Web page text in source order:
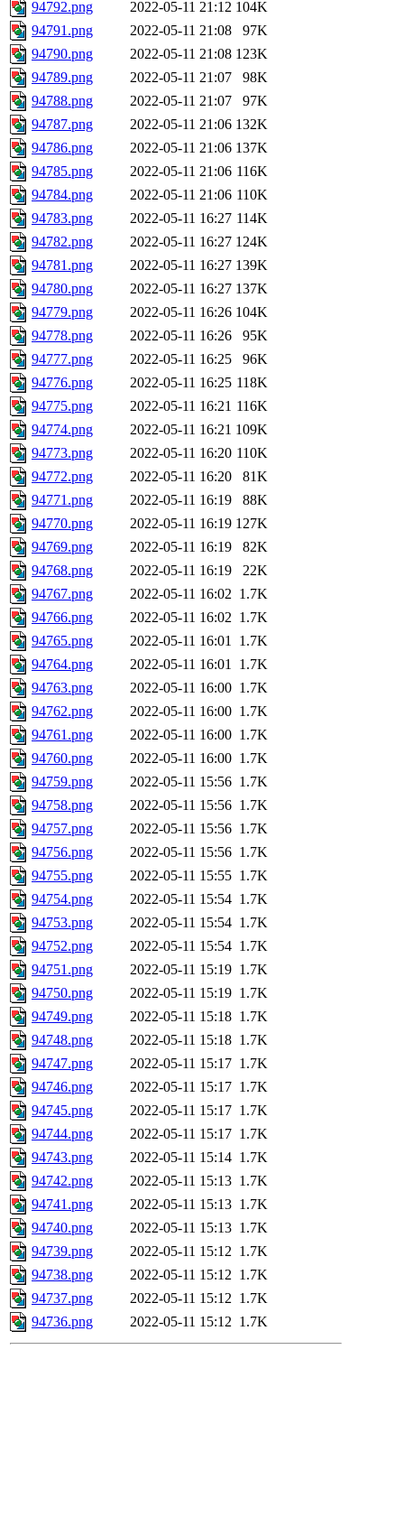
94792.png 2022-05-11 21:12 104K
94791.png
2022-05-11 21:08
97K
94790.png
2022-05-11 21:08 123K
94789.png
2022-05-11 21:07
98K
94788.png
2022-05-11 21:07
97K
94787.png
2022-05-11 21:06 132K
94786.png
2022-05-11 21:06 137K
94785.png
2022-05-11 21:06 116K
94784.png
2022-05-11 21:06 110K
94783.png
2022-05-11 16:27 114K
94782.png
2022-05-11 16:27 124K
94781.png
2022-05-11 16:27 139K
94780.png
2022-05-11 16:27 137K
94779.png
2022-05-11 16:26 104K
94778.png
2022-05-11 16:26
95K
94777.png
2022-05-11 16:25
96K
94776.png
2022-05-11 16:25 118K
94775.png
2022-05-11 16:21 116K
94774.png
2022-05-11 16:21 109K
94773.png
2022-05-11 16:20 110K
94772.png
2022-05-11 16:20
81K
94771.png
2022-05-11 16:19
88K
94770.png
2022-05-11 16:19 127K
94769.png
2022-05-11 16:19
82K
94768.png
2022-05-11 16:19
22K
94767.png
2022-05-11 16:02 1.7K
94766.png
2022-05-11 16:02 1.7K
94765.png
2022-05-11 16:01 1.7K
94764.png
2022-05-11 16:01 1.7K
94763.png
2022-05-11 16:00 1.7K
94762.png
2022-05-11 16:00 1.7K
94761.png
2022-05-11 16:00 1.7K
94760.png
2022-05-11 16:00 1.7K
94759.png
2022-05-11 15:56 1.7K
94758.png
2022-05-11 15:56 1.7K
94757.png
2022-05-11 15:56 1.7K
94756.png
2022-05-11 15:56 1.7K
94755.png
2022-05-11 15:55 1.7K
94754.png
2022-05-11 15:54 1.7K
94753.png
2022-05-11 15:54 1.7K
94752.png
2022-05-11 15:54 1.7K
94751.png
2022-05-11 15:19 1.7K
94750.png
2022-05-11 15:19 1.7K
94749.png
2022-05-11 15:18 1.7K
94748.png
2022-05-11 15:18 1.7K
94747.png
2022-05-11 15:17 1.7K
94746.png
2022-05-11 15:17 1.7K
94745.png
2022-05-11 15:17 1.7K
94744.png
2022-05-11 15:17 1.7K
94743.png
2022-05-11 15:14 1.7K
94742.png
2022-05-11 15:13 1.7K
94741.png
2022-05-11 15:13 1.7K
94740.png
2022-05-11 15:13 1.7K
94739.png
2022-05-11 15:12 1.7K
94738.png
2022-05-11 15:12 1.7K
94737.png
2022-05-11 15:12 1.7K
94736.png
2022-05-11 15:12 1.7K